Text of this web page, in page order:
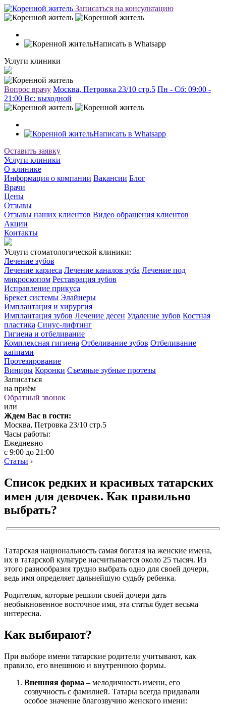
Записаться на консультацию
Написать в Whatsapp
Услуги клиники
Вопрос врачу Москва, Петровка 23/10 стр.5 Пн - Сб: 09:00 -
21:00 Вc: выходной
Написать в Whatsapp
Оставить заявку
Услуги клиники
О клинике
Информация о компании Вакансии Блог
Врачи
Цены
Отзывы
Отзывы наших клиентов Видео обращения клиентов
Акции
Контакты
Услуги стоматологической клиники:
Лечение зубов
Лечение кариеса Лечение каналов зуба Лечение под
микроскопом Реставрация зубов
Исправление прикуса
Брекет системы Элайнеры
Имплантация и хирургия
Имплантация зубов Лечение десен Удаление зубов Костная
пластика Синус-лифтинг
Гигиена и отбеливание
Комплексная гигиена Отбеливание зубов Отбеливание
каппами
Протезирование
Виниры Коронки Съемные зубные протезы
Записаться
на приём
Обратный звонок
или
Ждем Вас в гости:
Москва, Петровка 23/10 стр.5
Часы работы:
Ежедневно
с 9:00 до 21:00
Статьи ›
Список редких и красивых татарских
имен для девочек. Как правильно
выбрать?
Татарская национальность самая богатая на женские имена,
их в татарской культуре насчитывается около 25 тысяч. Из
этого разнообразия трудно выбрать одно для своей дочери,
ведь имя определяет дальнейшую судьбу ребенка.
Родителям, которые решили своей дочери дать
необыкновенное восточное имя, эта статья будет весьма
интересна.
Как выбирают?
При выборе имени татарские родители учитывают, как
правило, его внешнюю и внутреннюю формы.
Внешняя форма – мелодичность имени, его
созвучность с фамилией. Татары всегда придавали
особое значение благозвучию женского имени: